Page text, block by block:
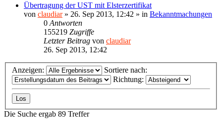
Übertragung der UST mit Elsterzertifikat
von claudiar» 26. Sep 2013, 12:42 » in Bekanntmachungen
0 Antworten
155219 Zugriffe
Letzter Beitrag von claudiar
26. Sep 2013, 12:42
Anzeigen:
Sortiere nach:
Richtung:
Die Suche ergab 89 Treffer